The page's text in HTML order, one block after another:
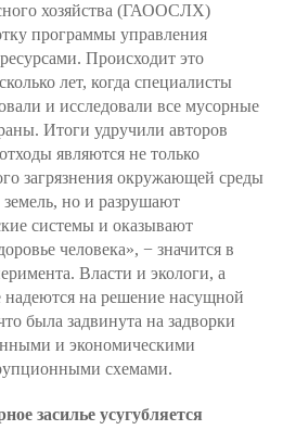
хозяйства (ГАООСЛХ)
программы управления
Происходит это
лет, когда специалисты
и исследовали все мусорные
Итоги удручили авторов
являются не только
загрязнения окружающей среды
но и разрушают
системы и оказывают
человека», − значится в
Власти и экологи, а
надеются на решение насущной
была задвинута на задворки
и экономическими
схемами.
засилье усугубляется